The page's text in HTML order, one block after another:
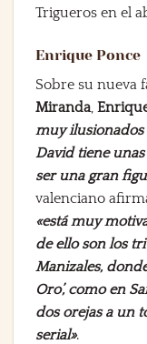
Trigueros en el
Enrique Ponce
Sobre su nueva
Miranda,
muy ilusionados
David tiene
ser una gran
valenciano
«está muy
de ello son los
Manizales,
Oro’, como en
dos orejas a un
serial».